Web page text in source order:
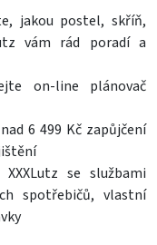
jakou postel, skříň,
vám rád poradí a
on-line plánovač
6 499 Kč zapůjčení
se službami
spotřebičů, vlastní